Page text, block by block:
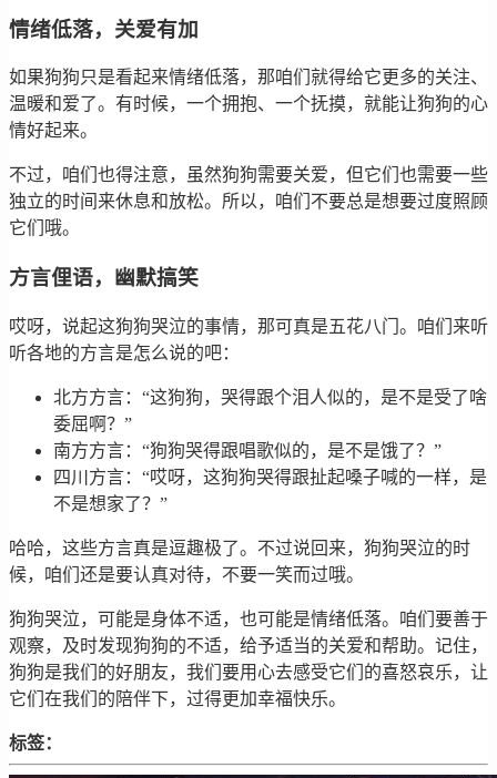
情绪低落，关爱有加
如果狗狗只是看起来情绪低落，那咱们就得给它更多的关注、
温暖和爱了。有时候，一个拥抱、一个抚摸，就能让狗狗的心
情好起来。
不过，咱们也得注意，虽然狗狗需要关爱，但它们也需要一些
独立的时间来休息和放松。所以，咱们不要总是想要过度照顾
它们哦。
方言俚语，幽默搞笑
哎呀，说起这狗狗哭泣的事情，那可真是五花八门。咱们来听
听各地的方言是怎么说的吧：
北方方言：“这狗狗，哭得跟个泪人似的，是不是受了啥
委屈啊？”
南方方言：“狗狗哭得跟唱歌似的，是不是饿了？”
四川方言：“哎呀，这狗狗哭得跟扯起嗓子喊的一样，是
不是想家了？”
哈哈，这些方言真是逗趣极了。不过说回来，狗狗哭泣的时
候，咱们还是要认真对待，不要一笑而过哦。
狗狗哭泣，可能是身体不适，也可能是情绪低落。咱们要善于
观察，及时发现狗狗的不适，给予适当的关爱和帮助。记住，
狗狗是我们的好朋友，我们要用心去感受它们的喜怒哀乐，让
它们在我们的陪伴下，过得更加幸福快乐。
标签：